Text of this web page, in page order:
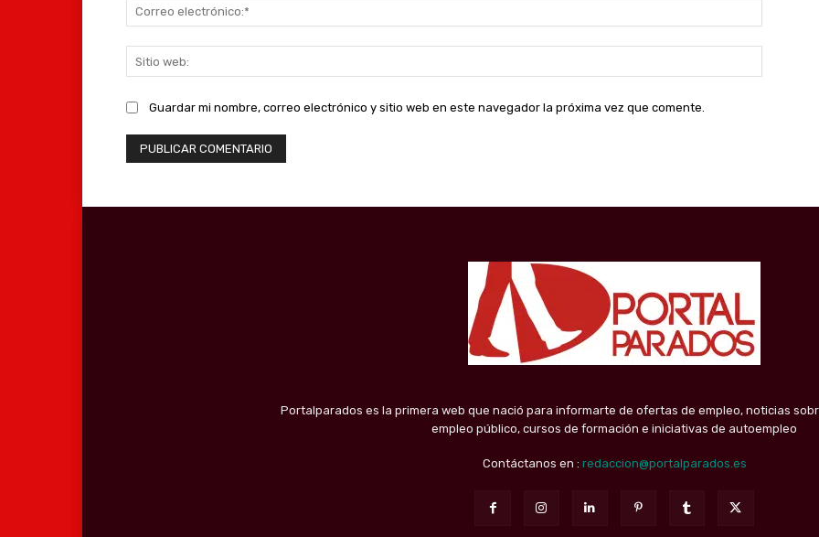
web:
Guardar mi nombre, correo electrónico y sitio web en este navegador la próxima vez que comente.
Portalparados es la primera web que nació para informarte de ofertas de empleo, noticias
empleo público, cursos de formación e iniciativas de autoempleo
Contáctanos en : redaccion@portalparados.es